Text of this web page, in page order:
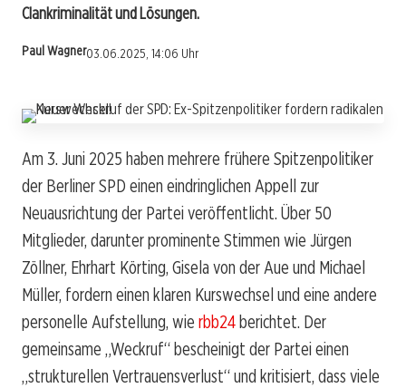
Clankriminalität und Lösungen.
Paul Wagner03.06.2025, 14:06 Uhr
Am 3. Juni 2025 haben mehrere frühere Spitzenpolitiker
der Berliner SPD einen eindringlichen Appell zur
Neuausrichtung der Partei veröffentlicht. Über 50
Mitglieder, darunter prominente Stimmen wie Jürgen
Zöllner, Ehrhart Körting, Gisela von der Aue und Michael
Müller, fordern einen klaren Kurswechsel und eine andere
personelle Aufstellung, wie rbb24berichtet. Der
gemeinsame „Weckruf“ bescheinigt der Partei einen
„strukturellen Vertrauensverlust“ und kritisiert, dass viele